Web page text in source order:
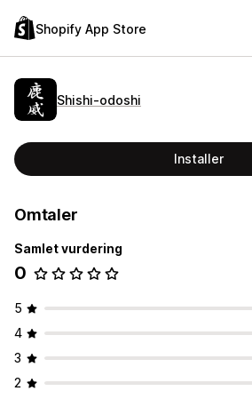
Shopify App Store
Shishi‑odoshi
Installer
Omtaler
Samlet vurdering
0
5
4
3
2